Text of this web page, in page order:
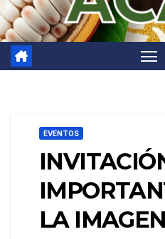
EVENTOS
LA IMAGEN